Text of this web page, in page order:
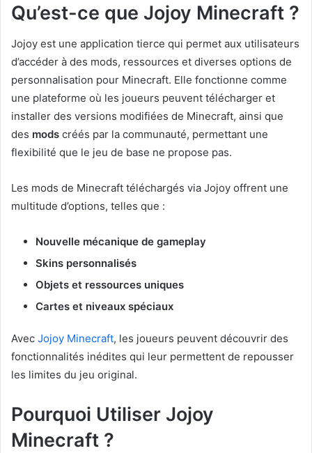
Qu’est-ce que Jojoy Minecraft ?
Jojoy est une application tierce qui permet aux utilisateurs
d’accéder à des mods, ressources et diverses options de
personnalisation pour Minecraft. Elle fonctionne comme
une plateforme où les joueurs peuvent télécharger et
installer des versions modifiées de Minecraft, ainsi que
des mods créés par la communauté, permettant une
flexibilité que le jeu de base ne propose pas.
Les mods de Minecraft téléchargés via Jojoy offrent une
multitude d’options, telles que :
Nouvelle mécanique de gameplay
Skins personnalisés
Objets et ressources uniques
Cartes et niveaux spéciaux
Avec Jojoy Minecraft, les joueurs peuvent découvrir des
fonctionnalités inédites qui leur permettent de repousser
les limites du jeu original.
Pourquoi Utiliser Jojoy
Minecraft ?